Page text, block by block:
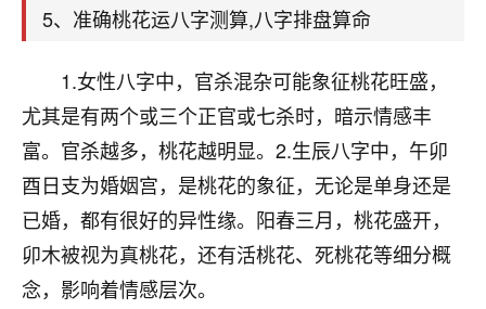
5、准确桃花运八字测算,八字排盘算命
1.女性八字中，官杀混杂可能象征桃花旺盛，
尤其是有两个或三个正官或七杀时，暗示情感丰
富。官杀越多，桃花越明显。2.生辰八字中，午卯
酉日支为婚姻宫，是桃花的象征，无论是单身还是
已婚，都有很好的异性缘。阳春三月，桃花盛开，
卯木被视为真桃花，还有活桃花、死桃花等细分概
念，影响着情感层次。
鹿森：可怜天下父母心啊！
付深
我是公司人事调整，有升迁机会，但同时竞争的我们
三个，找老师的时候是抱着侥幸心理，没想到老师看
着我晋升有望，我半信半疑的按照老师建议，做了化
太岁还有一个发钱粮，本来年前的人事调整，拖到年
后，我以为都没戏了，结果开年一上班，开会提拔升
职第一个就是我，职务无所谓，主要是底薪加了
3000，非常开心，无论如何，感恩感谢！🙏🏻